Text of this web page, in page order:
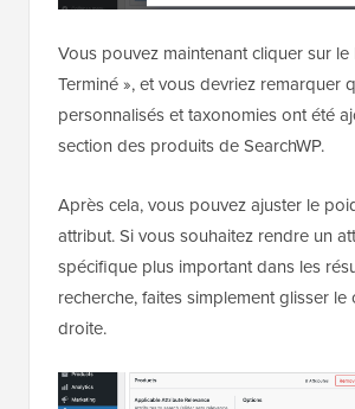
Vous pouvez maintenant cliquer sur
Terminé », et vous devriez remarquer
personnalisés et taxonomies ont été
section des produits de SearchWP.
Après cela, vous pouvez ajuster le
attribut. Si vous souhaitez rendre un
spécifique plus important dans les
recherche, faites simplement glisser le
droite.